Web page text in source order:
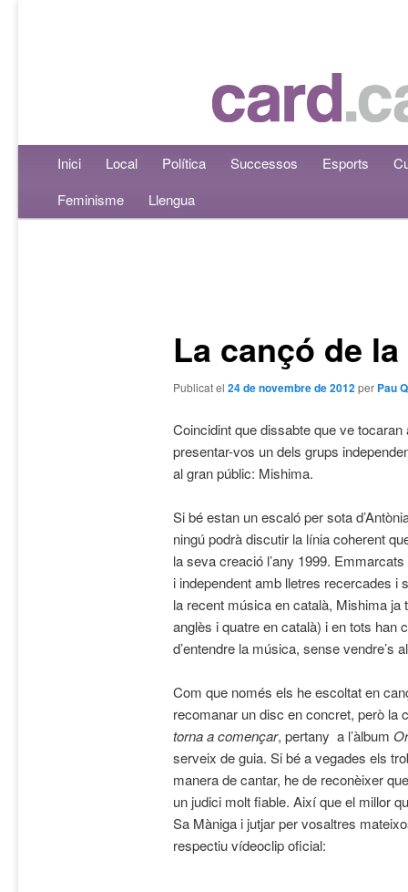
Menú principalAneu al contingut principal
Aneu al contingut secundari
Inici Local Política Successos Esports
Feminisme
Llengua
La cançó de
Publicat el 24 de novembre de 2012per Pau
Coincidint que dissabte que ve
presentar-vos un dels grups
al gran públic: Mishima.
Si bé estan un escaló per sota
ningú podrà discutir la línia coherent
la seva creació l’any 1999.
i independent amb lletres recercades i
la recent música en català, Mishima
anglès i quatre en català) i en tots han
d’entendre la música, sense vendre’s
Com que només els he escoltat en
recomanar un disc en concret, però la
torna a començar, pertany a l’àlbum
serveix de guia. Si bé a vegades els
manera de cantar, he de reconèixer
un judici molt fiable. Així que el millor
Sa Màniga i jutjar per vosaltres
respectiu vídeoclip oficial: